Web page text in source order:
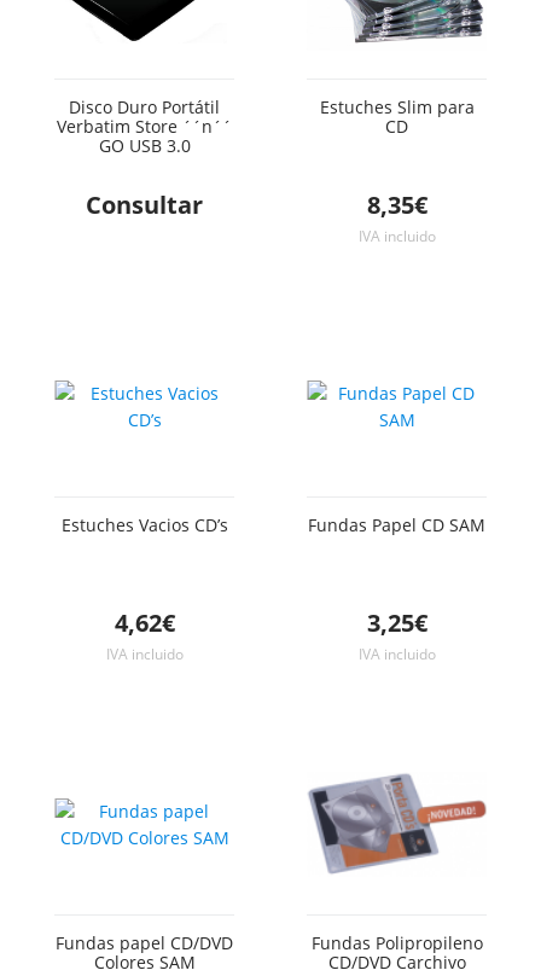
Disco Duro Portátil
Verbatim Store ´´n´´
GO USB 3.0
Consultar
Estuches Slim para
CD
8,35€
IVA incluido
Estuches Vacios CD’s
4,62€
IVA incluido
Fundas Papel CD SAM
3,25€
IVA incluido
Fundas papel CD/DVD
Colores SAM
Fundas Polipropileno
CD/DVD Carchivo